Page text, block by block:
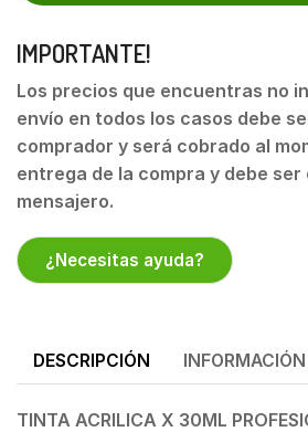
IMPORTANTE!
Los precios que encuentras no
envío en todos los casos debe
comprador y será cobrado al
entrega de la compra y debe ser
mensajero.
¿Necesitas ayuda?
DESCRIPCIÓN
TINTA ACRILICA X 30ML